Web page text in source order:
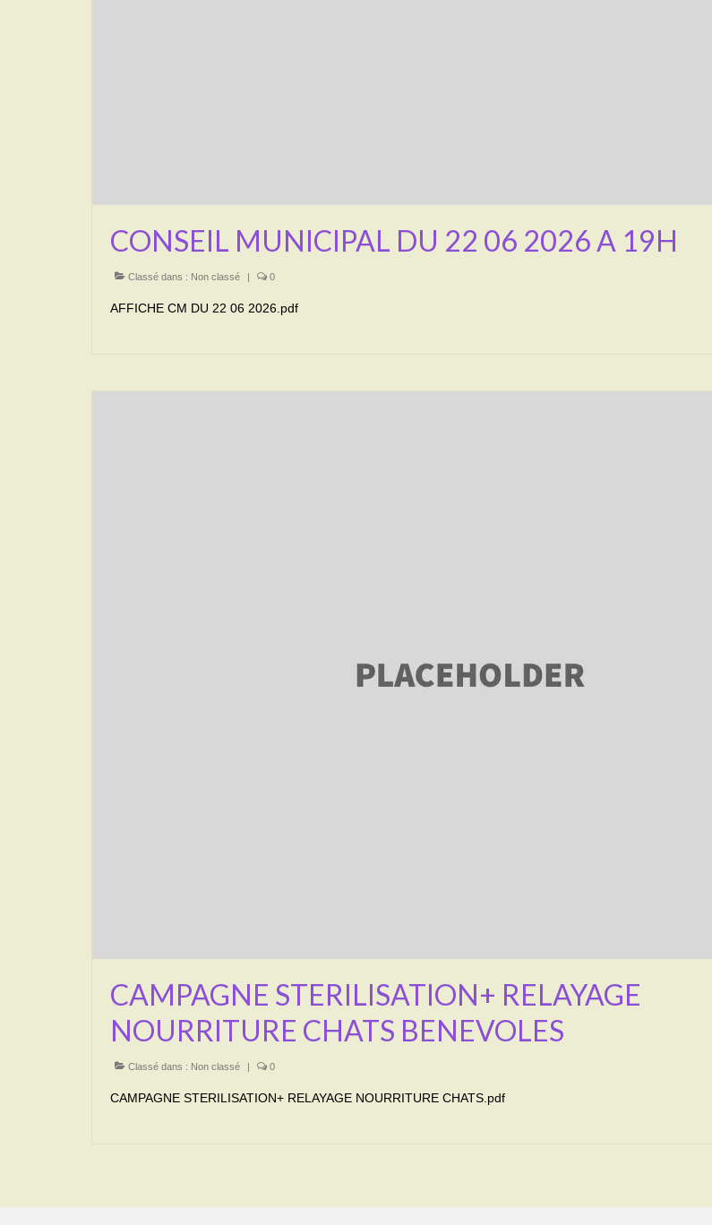
CONSEIL MUNICIPAL DU 22 06 2026 A 19H
Classé dans : Non classé | 0
AFFICHE CM DU 22 06 2026.pdf
CAMPAGNE STERILISATION+ RELAYAGE
NOURRITURE CHATS BENEVOLES
Classé dans : Non classé 0
CAMPAGNE STERILISATION+ RELAYAGE NOURRITURE CHATS.pdf